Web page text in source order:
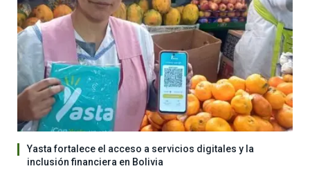
Yasta fortalece el acceso a servicios digitales y la
inclusión financiera en Bolivia